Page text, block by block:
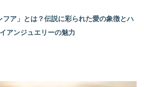
フア」とは？伝説に彩られた愛の象徴とハ
アンジュエリーの魅力